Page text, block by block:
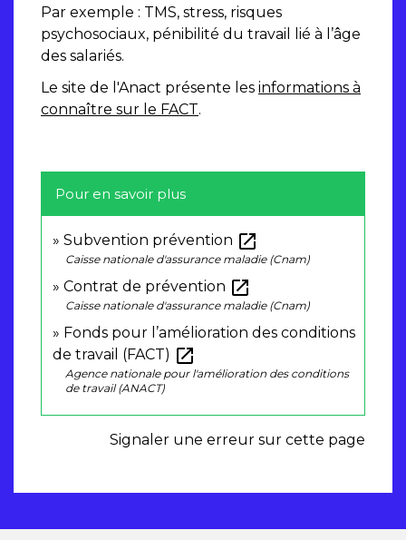
Par exemple : TMS, stress, risques
psychosociaux, pénibilité du travail lié à l’âge
des salariés.
Le site de l'Anact présente les informations à
connaître sur le FACT.
Pour en savoir plus
Subvention prévention open_in_new
Caisse nationale d'assurance maladie (Cnam)
Contrat de prévention open_in_new
Caisse nationale d'assurance maladie (Cnam)
Fonds pour l’amélioration des conditions
de travail (FACT) open_in_new
Agence nationale pour l'amélioration des conditions
de travail (ANACT)
Signaler une erreur sur cette page